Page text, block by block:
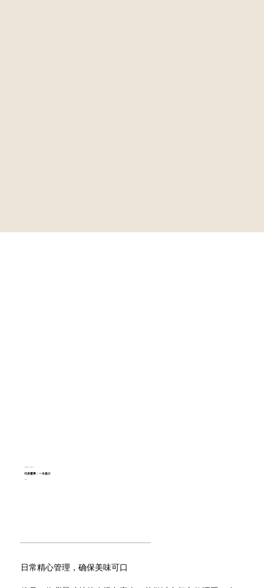
代表董事：一木俊介
日常精心管理，确保美味可口